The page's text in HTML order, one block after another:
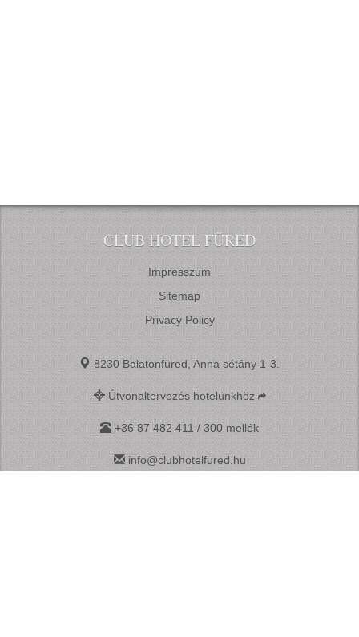
CLUB HOTEL FÜRED
Impresszum
Sitemap
Privacy Policy
8230 Balatonfüred, Anna sétány 1-3.
Útvonaltervezés hotelünkhöz
+36 87 482 411 / 300 mellék
info@clubhotelfured.hu